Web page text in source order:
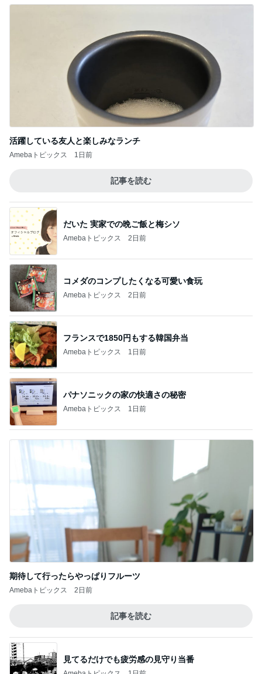
活躍している友人と楽しみなランチ
Amebaトピックス 1日前
記事を読む
だいた 実家での晩ご飯と梅シソ
Amebaトピックス 2日前
コメダのコンプしたくなる可愛い食玩
Amebaトピックス 2日前
フランスで1850円もする韓国弁当
Amebaトピックス 1日前
パナソニックの家の快適さの秘密
Amebaトピックス 1日前
期待して行ったらやっぱりフルーツ
Amebaトピックス 2日前
記事を読む
見てるだけでも疲労感の見守り当番